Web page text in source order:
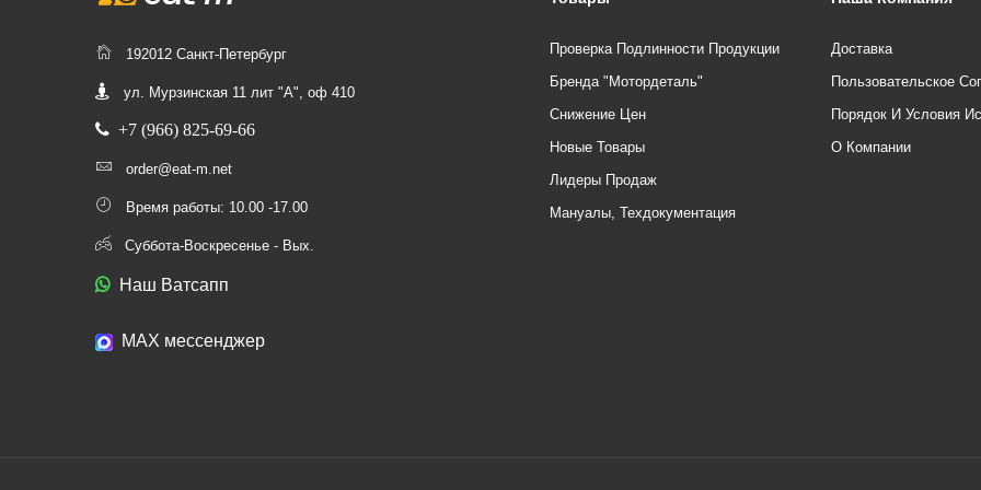
192012 Санкт-Петербург
ул. Мурзинская 11 лит "А", оф 410
+7 (966) 825-69-66
order@eat-m.net
Время работы: 10.00 -17.00
Суббота-Воскресенье - Вых.
Наш Ватсапп
МАХ мессенджер
Проверка Подлинности Продукции
Бренда "Мотордеталь"
Снижение Цен
Новые Товары
Лидеры Продаж
Мануалы, Техдокументация
Доставка
Пользовательское
Порядок И Условия
О Компании